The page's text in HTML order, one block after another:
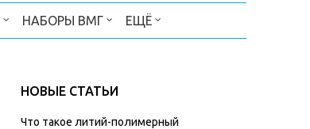
НАБОРЫ ВМГ ЕЩЁ
НОВЫЕ СТАТЬИ
Что такое литий-полимерный